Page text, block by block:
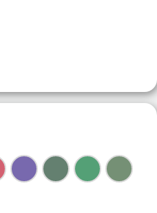
11
-
12
-
13
-
14
-